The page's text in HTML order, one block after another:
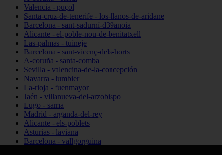
Valencia - puçol
Santa-cruz-de-tenerife - los-llanos-de-aridane
Barcelona - sant-sadurní-d39anoia
Alicante - el-poble-nou-de-benitatxell
Las-palmas - tuineje
Barcelona - sant-vicenç-dels-horts
A-coruña - santa-comba
Sevilla - valencina-de-la-concepción
Navarra - lumbier
La-rioja - fuenmayor
Jaén - villanueva-del-arzobispo
Lugo - sarria
Madrid - arganda-del-rey
Alicante - els-poblets
Asturias - laviana
Barcelona - vallgorguina